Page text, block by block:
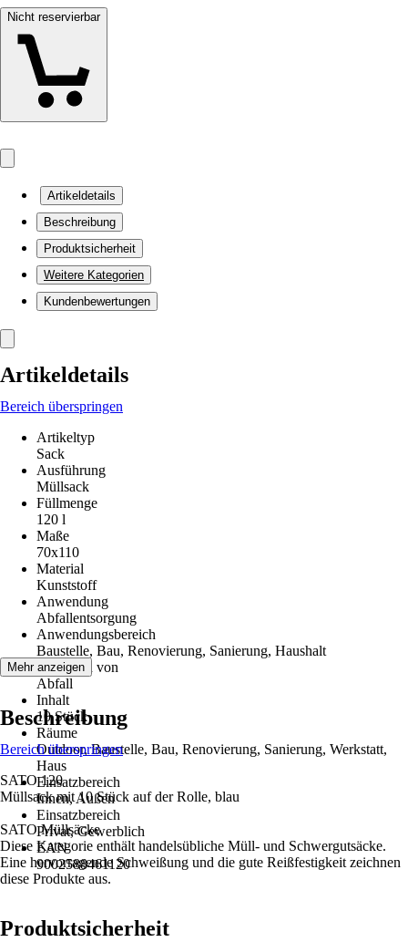
Nicht reservierbar
Artikeldetails
Beschreibung
Produktsicherheit
Weitere Kategorien
Kundenbewertungen
Artikeldetails
Bereich überspringen
Artikeltyp
Sack
Ausführung
Müllsack
Füllmenge
120 l
Maße
70x110
Material
Kunststoff
Anwendung
Abfallentsorgung
Anwendungsbereich
Baustelle, Bau, Renovierung, Sanierung, Haushalt
Entfernen von
Abfall
Inhalt
10 Stück
Räume
Outdoor, Baustelle, Bau, Renovierung, Sanierung, Werkstatt,
Haus
Einsatzbereich
Innen, Außen
Einsatzbereich
Privat, Gewerblich
EAN
9002588461120
Mehr anzeigen
Beschreibung
Bereich überspringen
SATO 120
Müllsack mit 10 Stück auf der Rolle, blau
SATO Müllsäcke
Diese Kategorie enthält handelsübliche Müll- und Schwergutsäcke.
Eine hervorragende Schweißung und die gute Reißfestigkeit zeichnen
diese Produkte aus.
Produktsicherheit